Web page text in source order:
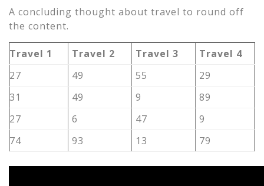
A concluding thought about travel to round off
the content.
Travel 1 Travel 2 Travel 3
Travel 4
27
49 55
29
31
49 9
89
27
6 47
9
74
93 13 79